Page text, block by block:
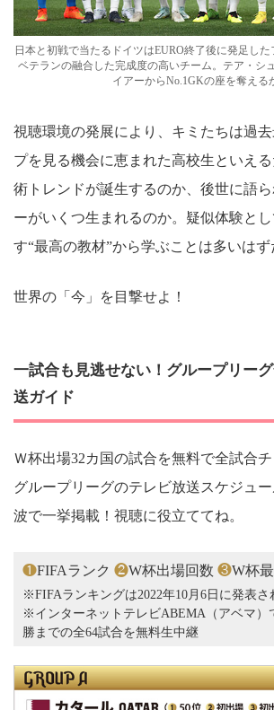
日本と初戦で当たるドイツはEURO終了後に発足し
ベテランの融合した完成度の高いチーム。テア・シ
イアーからNo.1GKの座を奪える
視聴環境の発展により、キミたちは過
プを見る機会に恵まれた高校生といえ
術トレンドが誕生するのか、後世に語
ーがいくつ生まれるのか。疑似体験と
す“最高の教材”から学ぶことは多いはず
世界の「今」を目撃せよ！
一試合も見逃せない！グループリー
送ガイド
Ｗ杯出場32カ国の試合を無料で全試合
グループリーグのテレビ放送スケジュ
波で一挙掲載！視聴に役立ててね。
❶FIFAランク ❷W杯出場回数 ❸W杯
※FIFAランキングは2022年10月6日に発表さ
※インターネットテレビABEMA（アベマ）
勝までの全64試合を無料生中継